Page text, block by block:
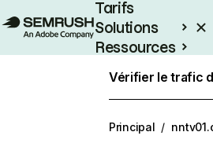
Tarifs
Solutions
Ressources
Vérifier le trafic
Principal /